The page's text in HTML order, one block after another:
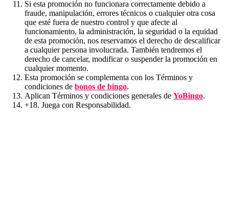
Si esta promoción no funcionara correctamente debido a
fraude, manipulación, errores técnicos o cualquier otra cosa
que esté fuera de nuestro control y que afecte al
funcionamiento, la administración, la seguridad o la equidad
de esta promoción, nos reservamos el derecho de descalificar
a cualquier persona involucrada. También tendremos el
derecho de cancelar, modificar o suspender la promoción en
cualquier momento.
Esta promoción se complementa con los Términos y
condiciones de bonos de bingo.
Aplican Términos y condiciones generales de YoBingo.
+18. Juega con Responsabilidad.